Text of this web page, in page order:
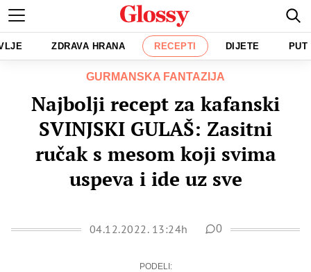
ZDRAVA HRANA RECEPTI DIJETE PUT
GURMANSKA FANTAZIJA
Najbolji recept za kafanski
SVINJSKI GULAŠ: Zasitni
ručak s mesom koji svima
uspeva i ide uz sve
04.12.2022. 13:24h 0
PODELI: